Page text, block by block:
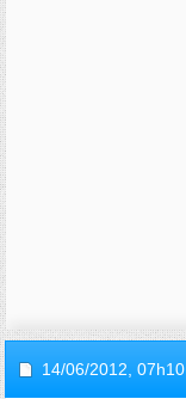
14/06/2012, 07h10